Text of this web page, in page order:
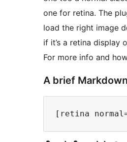
one for retina. The
load the right image
if it’s a retina display
For more info and
A brief